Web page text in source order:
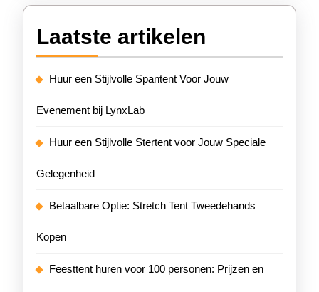
Laatste artikelen
Huur een Stijlvolle Spantent Voor Jouw
Evenement bij LynxLab
Huur een Stijlvolle Stertent voor Jouw Speciale
Gelegenheid
Betaalbare Optie: Stretch Tent Tweedehands
Kopen
Feesttent huren voor 100 personen: Prijzen en